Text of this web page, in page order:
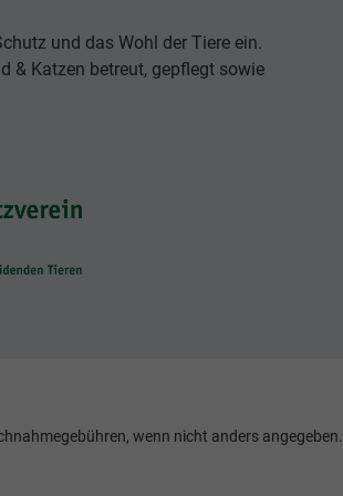
und das Wohl der Tiere ein.
& Katzen betreut, gepflegt sowie
wenn nicht anders angegeben.